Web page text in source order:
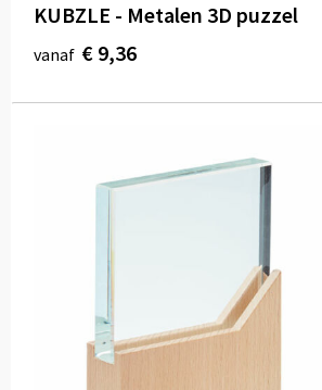
KUBZLE - Metalen 3D puzzel
vanaf € 9,36